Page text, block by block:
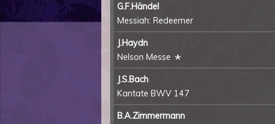
G.F.Händel
Messiah: Redeemer
J.Haydn
Nelson Messe *
J.S.Bach
Kantate BWV 147
B.A.Zimmermann